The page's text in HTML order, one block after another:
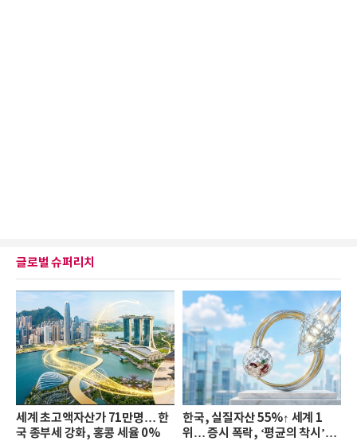
글로벌 슈퍼리치
세계 초고액자산가 71만명… 한
국 종부세 강화, 홍콩 세율 0%
한국, 실질자산 55%↑ 세계 1
위… 증시 폭락, ‘평균의 착시’와